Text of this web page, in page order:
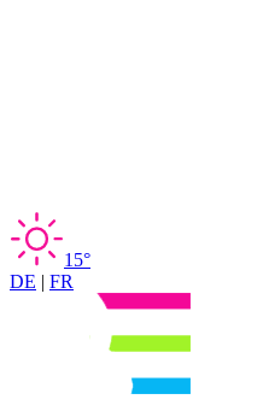
15°
DE | FR